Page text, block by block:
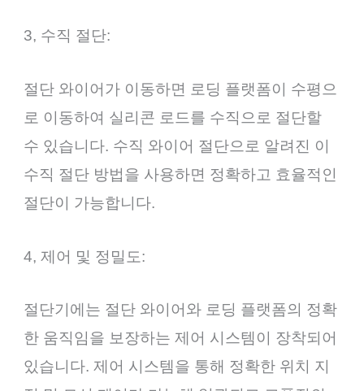
3, 수직 절단:
절단 와이어가 이동하면 로딩 플랫폼이 수평으
로 이동하여 실리콘 로드를 수직으로 절단할
수 있습니다. 수직 와이어 절단으로 알려진 이
수직 절단 방법을 사용하면 정확하고 효율적인
절단이 가능합니다.
4, 제어 및 정밀도:
절단기에는 절단 와이어와 로딩 플랫폼의 정확
한 움직임을 보장하는 제어 시스템이 장착되어
있습니다. 제어 시스템을 통해 정확한 위치 지